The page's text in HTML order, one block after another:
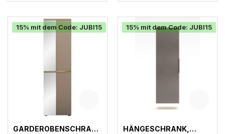
15% mit dem Code: JUBI15
GARDEROBENSCHRANK
15% mit dem Code: JUBI15
HÄNGESCHRANK,